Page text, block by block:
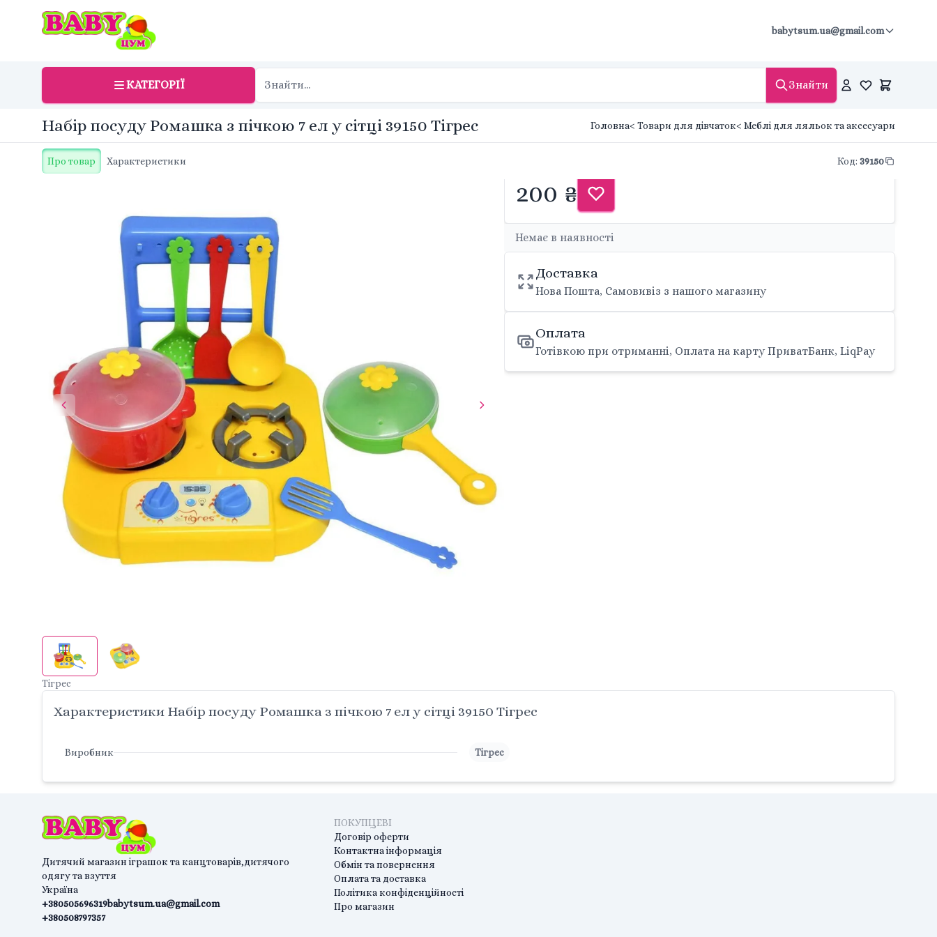
babytsum.ua@gmail.com
КАТЕГОРІЇ Знайти
Набір посуду Ромашка з пічкою 7 ел у сітці 39150 Тігрес Головна< Товари для дівчаток< Меблі для ляльок та аксесуари
Про товар Характеристики Код: 39150
Тігрес
200 ₴
Немає в наявності
Доставка
Нова Пошта, Самовивіз з нашого магазину
Оплата
Готівкою при отриманні, Оплата на карту ПриватБанк, LiqPay
Характеристики Набір посуду Ромашка з пічкою 7 ел у сітці 39150 Тігрес
Виробник Тігрес
Дитячий магазин іграшок та канцтоварів,дитячого
одягу та взуття
Україна
+380505696319
+380508797357
babytsum.ua@gmail.com
ПОКУПЦЕВІ
Договір оферти
Контактна інформація
Обмін та повернення
Оплата та доставка
Політика конфіденційності
Про магазин